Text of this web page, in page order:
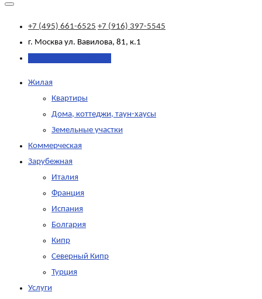
+7 (495) 661-6525 +7 (916) 397-5545
г. Москва ул. Вавилова, 81, к.1
Жилая
Квартиры
Дома, коттеджи, таун-хаусы
Земельные участки
Коммерческая
Зарубежная
Италия
Франция
Испания
Болгария
Кипр
Северный Кипр
Турция
Услуги